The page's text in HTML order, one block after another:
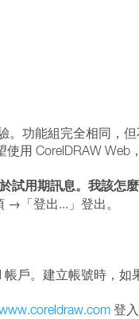
功能組完全相同，但
用 CorelDRAW Web
試用期訊息。我該怎
→「登出...」登出。
戶。建立帳號時，如
登